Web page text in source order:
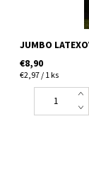
JUMBO
€8,90
€2,97 / 1 ks